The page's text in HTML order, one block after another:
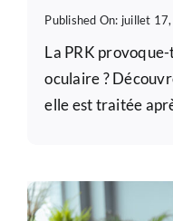
Published On: juillet
La PRK
oculaire ?
elle est traitée